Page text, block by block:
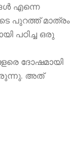
എന്നെ
പുറത്ത് മാത്രം
പഠിച്ച ഒരു
ദോഷമായി
അത്